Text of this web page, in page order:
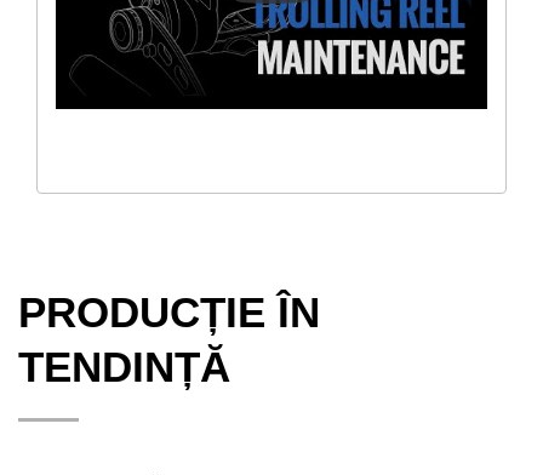
PRODUCȚIE ÎN
TENDINȚĂ